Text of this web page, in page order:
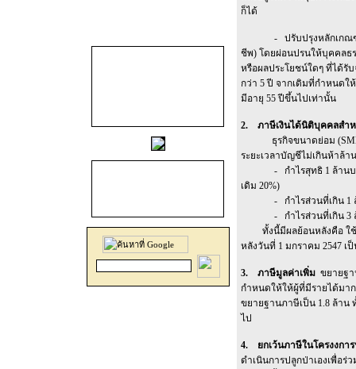
ก็ได้
- ปรับปรุงหลักเกณฑ์กา
ชีพ) โดยผ่อนปรนให้บุคคลธ
หรือผลประโยชน์ใดๆ ที่ได้รั
กว่า 5 ปี จากเดิมที่กำหนดใ
มีอายุ 55 ปีขึ้นไปเท่านั้น
2. ภาษีเงินได้นิติบุคคลสำห
ธุรกิจขนาดย่อม (SME)
ระยะเวลาบัญชีไม่เกินห้าล้
- กำไรสุทธิ 1 ล้านบาทแ
เดิม 20%)
- กำไรส่วนที่เกิน 1 ล้าน
- กำไรส่วนที่เกิน 3 ล้า
ทั้งนี้มีผลย้อนหลังคือ ใช้บั
หลังวันที่ 1 มกราคม 2547 เ
3. ภาษีมูลค่าเพิ่มขยายฐา
กำหนดให้ให้ผู้ที่มีรายได้มา
ขยายฐานภาษีเป็น 1.8 ล้าน
ไป
4. ยกเว้นภาษีในโครงงการ
ดำเนินการปลูกป่าเองเพื่อร่